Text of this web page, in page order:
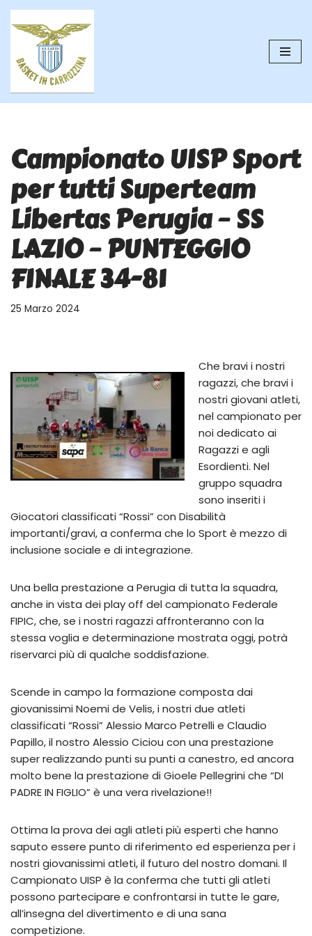
contenuto
Campionato UISP Sport
per tutti Superteam
Libertas Perugia – SS
LAZIO – PUNTEGGIO
FINALE 34-81
25 Marzo 2024
Che bravi i nostri
ragazzi, che bravi i
nostri giovani atleti,
nel campionato per
noi dedicato ai
Ragazzi e agli
Esordienti. Nel
gruppo squadra
sono inseriti i
Giocatori classificati “Rossi” con Disabilità
importanti/gravi, a conferma che lo Sport è mezzo di
inclusione sociale e di integrazione.
Una bella prestazione a Perugia di tutta la squadra,
anche in vista dei play off del campionato Federale
FIPIC, che, se i nostri ragazzi affronteranno con la
stessa voglia e determinazione mostrata oggi, potrà
riservarci più di qualche soddisfazione.
Scende in campo la formazione composta dai
giovanissimi Noemi de Velis, i nostri due atleti
classificati “Rossi” Alessio Marco Petrelli e Claudio
Papillo, il nostro Alessio Ciciou con una prestazione
super realizzando punti su punti a canestro, ed ancora
molto bene la prestazione di Gioele Pellegrini che “DI
PADRE IN FIGLIO” è una vera rivelazione!!
Ottima la prova dei agli atleti più esperti che hanno
saputo essere punto di riferimento ed esperienza per i
nostri giovanissimi atleti, il futuro del nostro domani. Il
Campionato UISP è la conferma che tutti gli atleti
possono partecipare e confrontarsi in tutte le gare,
all’insegna del divertimento e di una sana
competizione.